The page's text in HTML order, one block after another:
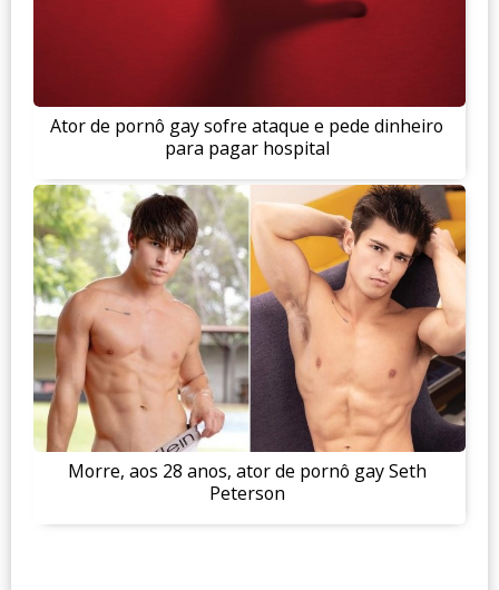
Ator de pornô gay sofre ataque e pede dinheiro
para pagar hospital
Morre, aos 28 anos, ator de pornô gay Seth
Peterson